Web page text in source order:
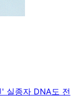
실종자 DNA도 전